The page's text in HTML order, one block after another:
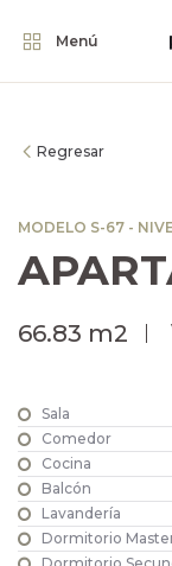
Menú
Regresar
MODELO S-67 -
66.83 m2
Sala
Comedor
Cocina
Balcón
Lavandería
Dormitorio